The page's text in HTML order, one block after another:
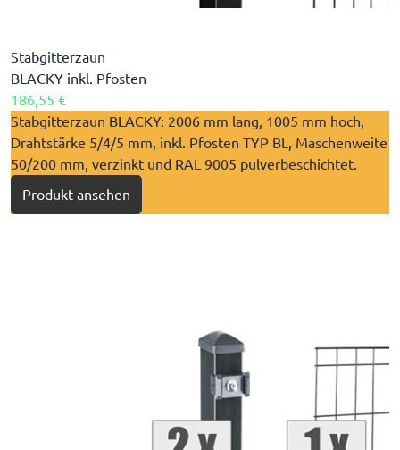
Stabgitterzaun
BLACKY inkl. Pfosten
186,55 €
Stabgitterzaun BLACKY: 2006 mm lang, 1005 mm hoch,
Drahtstärke 5/4/5 mm, inkl. Pfosten TYP BL, Maschenweite
50/200 mm, verzinkt und RAL 9005 pulverbeschichtet.
Produkt ansehen